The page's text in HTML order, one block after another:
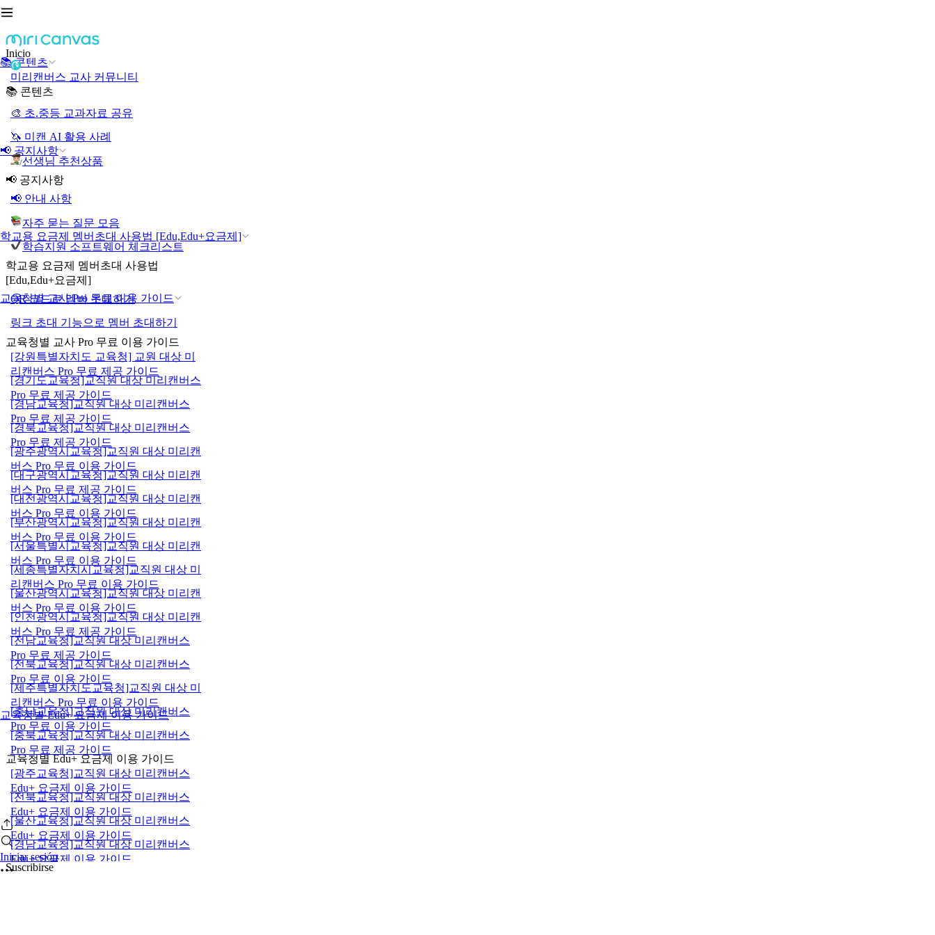
📚 콘텐츠
📢 공지사항
학교용 요금제 멤버초대 사용법 [Edu,Edu+요금제]
교육청별 교사 Pro 무료 이용 가이드
교육청별 Edu+ 요금제 이용 가이드
Iniciar sesión
Inicio
미리캔버스 교사 커뮤니티
📚 콘텐츠
🎨 초.중등 교과자료 공유
🦄 미캔 AI 활용 사례
선생님 추천상품
📢 공지사항
📢 안내 사항
자주 묻는 질문 모음
학습지원 소프트웨어 체크리스트
학교용 요금제 멤버초대 사용법
[Edu,Edu+요금제]
QR 코드로 멤버 초대하기
링크 초대 기능으로 멤버 초대하기
교육청별 교사 Pro 무료 이용 가이드
[강원특별자치도 교육청] 교원 대상 미
리캔버스 Pro 무료 제공 가이드
[경기도교육청]교직원 대상 미리캔버스
Pro 무료 제공 가이드
[경남교육청]교직원 대상 미리캔버스
Pro 무료 제공 가이드
[경북교육청]교직원 대상 미리캔버스
Pro 무료 제공 가이드
[광주광역시교육청]교직원 대상 미리캔
버스 Pro 무료 이용 가이드
[대구광역시교육청]교직원 대상 미리캔
버스 Pro 무료 제공 가이드
[대전광역시교육청]교직원 대상 미리캔
버스 Pro 무료 이용 가이드
[부산광역시교육청]교직원 대상 미리캔
버스 Pro 무료 이용 가이드
[서울특별시교육청]교직원 대상 미리캔
버스 Pro 무료 이용 가이드
[세종특별자치시교육청]교직원 대상 미
리캔버스 Pro 무료 이용 가이드
[울산광역시교육청]교직원 대상 미리캔
버스 Pro 무료 이용 가이드
[인천광역시교육청]교직원 대상 미리캔
버스 Pro 무료 제공 가이드
[전남교육청]교직원 대상 미리캔버스
Pro 무료 제공 가이드
[전북교육청]교직원 대상 미리캔버스
Pro 무료 이용 가이드
[제주특별자치도교육청]교직원 대상 미
리캔버스 Pro 무료 이용 가이드
[충남교육청]교직원 대상 미리캔버스
Pro 무료 이용 가이드
[충북교육청]교직원 대상 미리캔버스
Pro 무료 제공 가이드
교육청별 Edu+ 요금제 이용 가이드
[광주교육청]교직원 대상 미리캔버스
Edu+ 요금제 이용 가이드
[전북교육청]교직원 대상 미리캔버스
Edu+ 요금제 이용 가이드
[울산교육청]교직원 대상 미리캔버스
Edu+ 요금제 이용 가이드
[경남교육청]교직원 대상 미리캔버스
Edu+ 요금제 이용 가이드
Suscribirse